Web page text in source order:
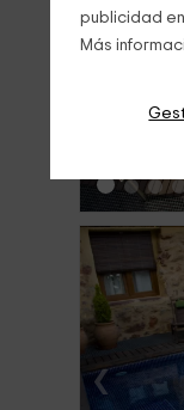
publicidad
Más
‹
‹